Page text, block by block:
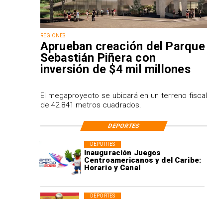
Inauguración Juegos
Centroamericanos y del Caribe:
Horario y Canal
DEPORTES
DEPORTES
REGIONES
Aprueban creación del Parque
Sebastián Piñera con
inversión de $4 mil millones
El megaproyecto se ubicará en un terreno fiscal
de 42.841 metros cuadrados.
DEPORTES